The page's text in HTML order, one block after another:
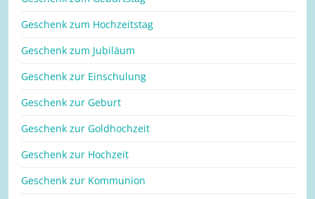
Geschenk zum Hochzeitstag
Geschenk zum Jubiläum
Geschenk zur Einschulung
Geschenk zur Geburt
Geschenk zur Goldhochzeit
Geschenk zur Hochzeit
Geschenk zur Kommunion